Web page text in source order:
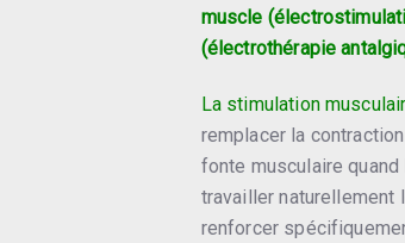
muscle
(électrothérapie
La stimulation
remplacer la
fonte musculaire
travailler naturellement
renforcer